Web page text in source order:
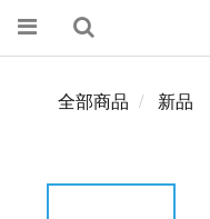
全部商品 新品